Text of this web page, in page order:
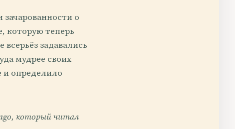
о
которую теперь
задавались
мудрее своих
и определило
который читал